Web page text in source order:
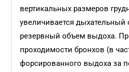
вертикальных размеров
увеличивается дыхательный
резервный объем выдоха.
проходимости бронхов (в
форсированного выдоха за